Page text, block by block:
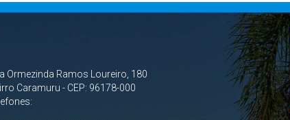
Ormezinda Ramos Loureiro, 180
Caramuru - CEP: 96178-000